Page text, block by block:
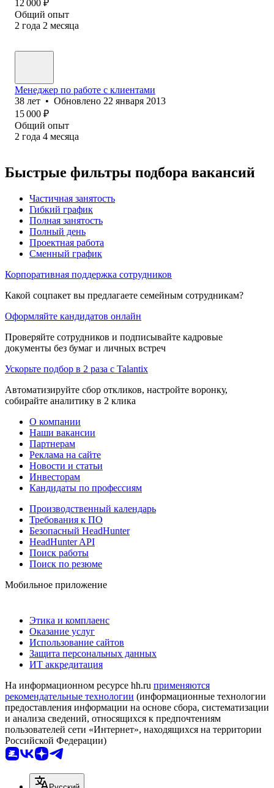
12 000 ₽
Общий опыт
2 года 2 месяца
Менеджер по работе с клиентами
38 лет • Обновлено 22 января 2013
15 000 ₽
Общий опыт
2 года 4 месяца
Быстрые фильтры подбора вакансий
Частичная занятость
Гибкий график
Полная занятость
Полный день
Проектная работа
Сменный график
Корпоративная поддержка сотрудников
Какой соцпакет вы предлагаете семейным сотрудникам?
Оформляйте кандидатов онлайн
Проверяйте сотрудников и подписывайте кадровые
документы без бумаг и личных встреч
Ускорьте подбор в 2 раза с Talantix
Автоматизируйте сбор откликов, настройте воронку,
собирайте аналитику в 2 клика
О компании
Наши вакансии
Партнерам
Реклама на сайте
Новости и статьи
Инвесторам
Кандидаты по профессиям
Производственный календарь
Требования к ПО
Безопасный HeadHunter
HeadHunter API
Поиск работы
Поиск по резюме
Мобильное приложение
Этика и комплаенс
Оказание услуг
Использование сайтов
Защита персональных данных
ИТ аккредитация
На информационном ресурсе hh.ru применяются
рекомендательные технологии (информационные технологии
предоставления информации на основе сбора, систематизации
и анализа сведений, относящихся к предпочтениям
пользователей сети «Интернет», находящихся на территории
Российской Федерации)